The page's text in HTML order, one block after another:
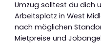
Umzug solltest du dich
Arbeitsplatz in West
nach möglichen
Mietpreise und